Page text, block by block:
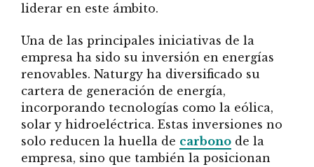
liderar en este ámbito.
Una de las principales iniciativas de la
empresa ha sido su inversión en energías
renovables. Naturgy ha diversificado su
cartera de generación de energía,
incorporando tecnologías como la eólica,
solar y hidroeléctrica. Estas inversiones no
solo reducen la huella de carbono de la
empresa, sino que también la posicionan